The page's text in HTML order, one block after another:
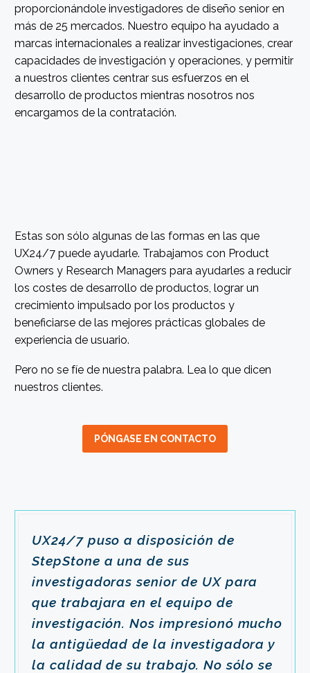
proporcionándole investigadores de diseño senior en
más de 25 mercados. Nuestro equipo ha ayudado a
marcas internacionales a realizar investigaciones, crear
capacidades de investigación y operaciones, y permitir
a nuestros clientes centrar sus esfuerzos en el
desarrollo de productos mientras nosotros nos
encargamos de la contratación.
Estas son sólo algunas de las formas en las que
UX24/7 puede ayudarle. Trabajamos con Product
Owners y Research Managers para ayudarles a reducir
los costes de desarrollo de productos, lograr un
crecimiento impulsado por los productos y
beneficiarse de las mejores prácticas globales de
experiencia de usuario.
Pero no se fíe de nuestra palabra. Lea lo que dicen
nuestros clientes.
PÓNGASE EN CONTACTO
UX24/7 puso a disposición de
StepStone a una de sus
investigadoras senior de UX para
que trabajara en el equipo de
investigación. Nos impresionó mucho
la antigüedad de la investigadora y
la calidad de su trabajo. No sólo se